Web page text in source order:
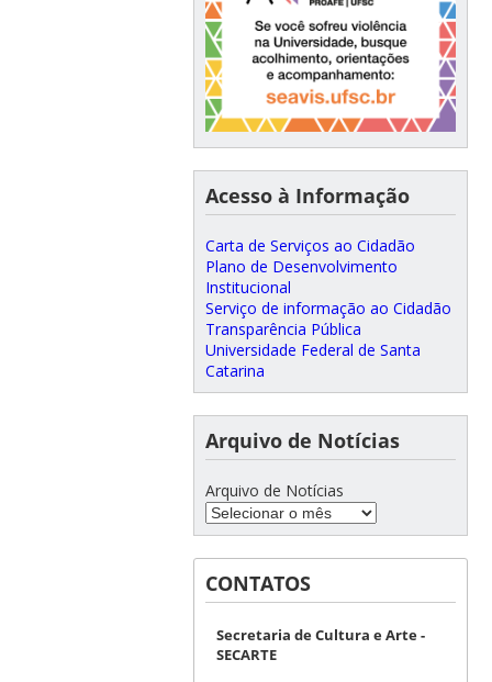
Acesso à Informação
Carta de Serviços ao Cidadão
Plano de Desenvolvimento
Institucional
Serviço de informação ao Cidadão
Transparência Pública
Universidade Federal de Santa
Catarina
Arquivo de Notícias
Arquivo de Notícias
CONTATOS
Secretaria de Cultura e Arte -
SECARTE